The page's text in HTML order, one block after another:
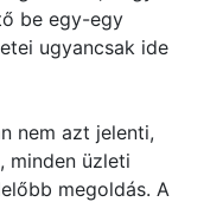
be egy-egy
ugyancsak ide
nem azt jelenti,
minden üzleti
megoldás. A